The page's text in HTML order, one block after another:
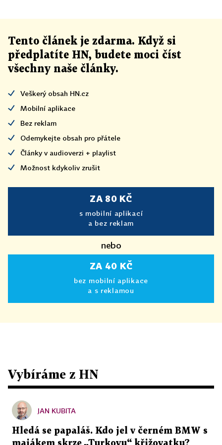
Tento článek je zdarma. Když si
předplatíte HN, budete moci číst
všechny naše články.
Veškerý obsah HN.cz
Mobilní aplikace
Bez reklam
Odemykejte obsah pro přátele
Články v audioverzi + playlist
Možnost kdykoliv zrušit
ZA 80 KČ
s mobilní aplikací
a bez reklam
nebo
ZA 40 KČ
bez mobilní aplikace
a s reklamou
Vybíráme z HN
JAN KUBITA
Hledá se papaláš. Kdo jel v černém BMW s
majákem skrze „Turkovu“ křižovatku?